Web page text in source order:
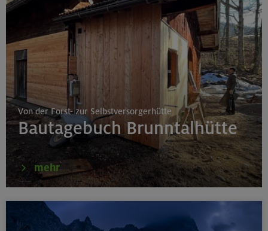
Von der Forst- zur Selbstversorgerhütte
Bautagebuch Brunntalhütte
mehr